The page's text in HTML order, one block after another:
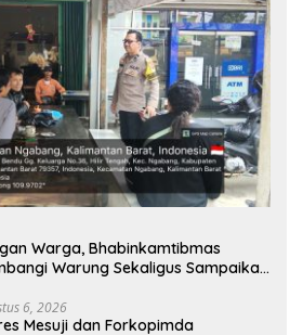
Warga, Bhabinkamtibmas
Warung Sekaligus Sampaikan
6, 2026
Mesuji dan Forkopimda